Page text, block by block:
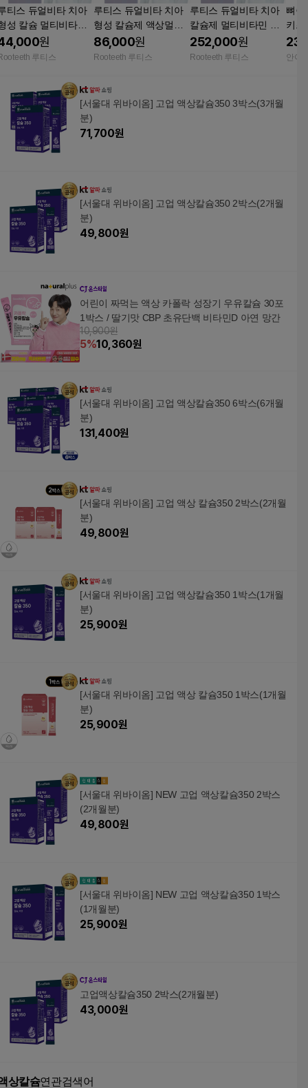
티스 듀얼비타 치아
성 칼슘 멀티비타민
네랄 액상 정제 오렌
맛 7병
원
루티스
루티스 듀얼비타 치아
형성 칼슘제 액상멀티
비타민
86,000원
Rooteeth 루티스
루티스 듀얼비타 치아
칼슘제 멀티비타민 미
네랄
252,000원
Rooteeth 루티스
뼈쑥
키즈
액상
타민
안아
[서울대 위바이옴] 고업 액상칼슘350 3박스(3개월
분)
71,700원
[서울대 위바이옴] 고업 액상칼슘350 2박스(2개월
분)
49,800원
어린이 짜먹는 액상 카폴락 성장기 우유칼슘 30포
1박스 / 딸기맛 CBP 초유단백 비타민D 아연 망간
10,900원
5%10,360원
[서울대 위바이옴] 고업 액상칼슘350 6박스(6개월
분)
131,400원
[서울대 위바이옴] 고업 액상 칼슘350 2박스(2개월
분)
49,800원
[서울대 위바이옴] 고업 액상칼슘350 1박스(1개월
분)
25,900원
[서울대 위바이옴] 고업 액상 칼슘350 1박스(1개월
분)
25,900원
[서울대 위바이옴] NEW 고업 액상칼슘350 2박스
(2개월분)
49,800원
[서울대 위바이옴] NEW 고업 액상칼슘350 1박스
(1개월분)
25,900원
고업액상칼슘350 2박스(2개월분)
43,000원
상칼슘연관검색어